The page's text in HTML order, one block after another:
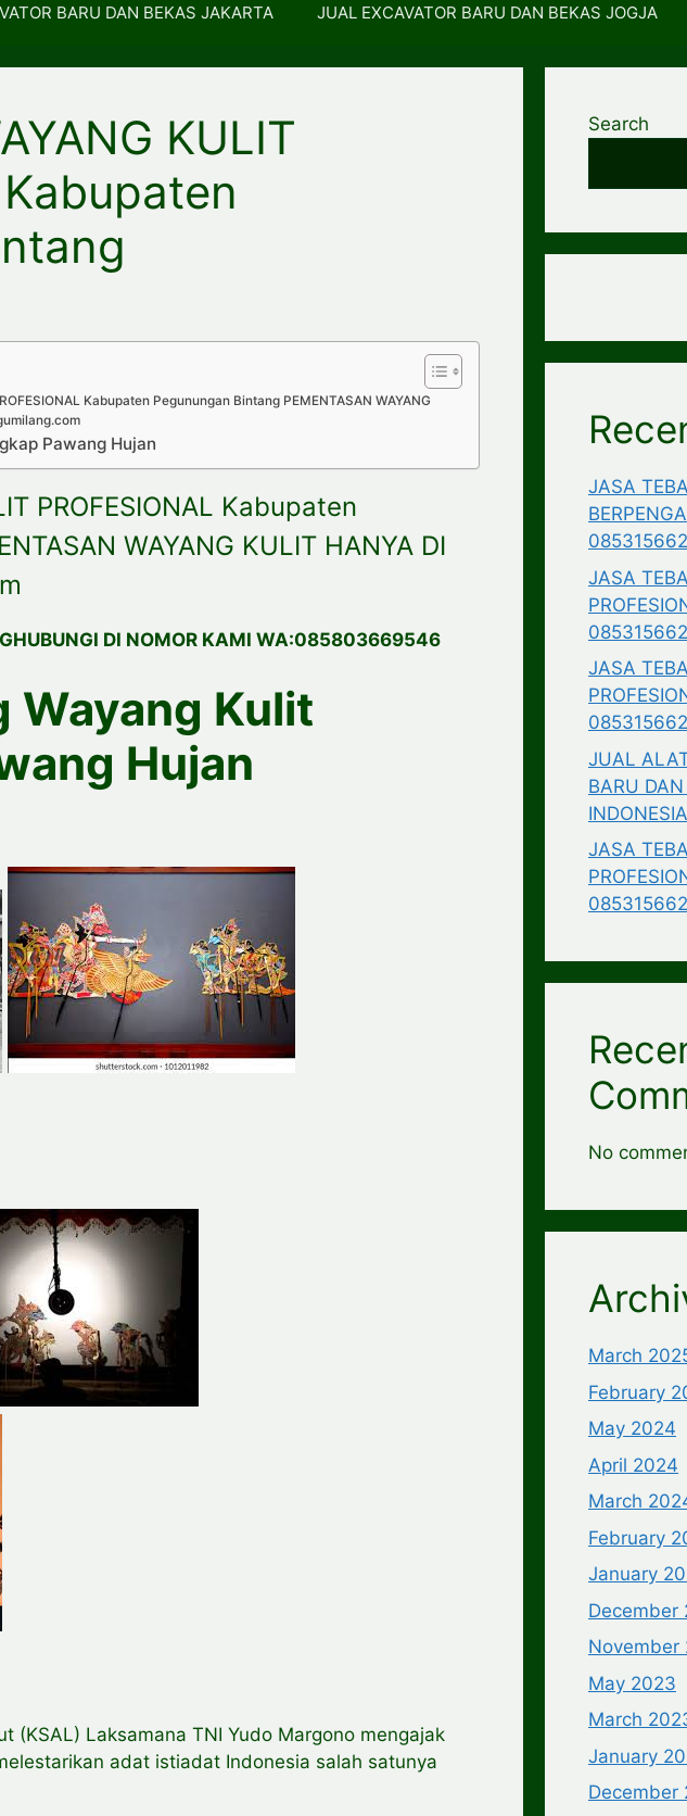
BARU DAN BEKAS JAKARTA JUAL EXCAVATOR BARU DAN BEKAS JOGJA
KULIT
Kabupaten Pegunungan Bintang PEMENTASAN WAYANG
Pawang Hujan
PROFESIONAL Kabupaten
WAYANG KULIT HANYA DI
DI NOMOR KAMI WA:085803669546
Wayang Kulit
Hujan
(KSAL) Laksamana TNI Yudo Margono mengajak
adat istiadat Indonesia salah satunya
Search
JASA
JASA
JASA
JUAL
BARU
JASA
No
March
February
May 2024
April 2024
March
February
January
December
November
May 2023
March
January
December